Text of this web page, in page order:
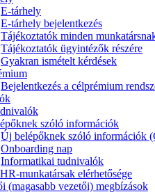
E-tárhely
E-tárhely bejelentkezés
Tájékoztatók minden
Tájékoztatók ügyintézők részére
Gyakran ismételt kérdések
Bejelentkezés a célprémium
szóló információk
Új belépőknek szóló információk
Onboarding nap
Informatikai tudnivalók
munkatársak elérhetősége
(magasabb vezetői) megbízások